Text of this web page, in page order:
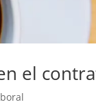
el